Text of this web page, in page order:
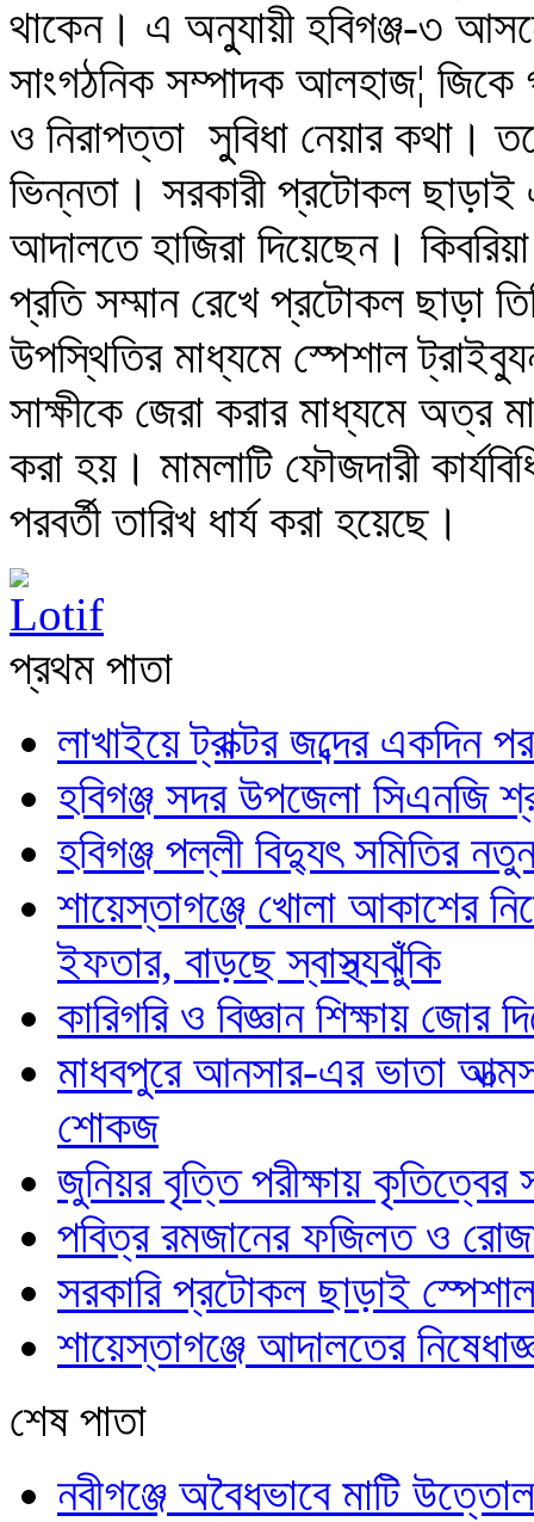
থাকেন। এ অনুুযায়ী হবিগঞ্জ-৩
সাংগঠনিক সম্পাদক আলহাজ¦
ও নিরাপত্তা সুুবিধা নেয়ার কথা।
ভিন্নতা। সরকারী প্রটোকল ছাড়াই
আদালতে হাজিরা দিয়েছেন।
প্রতি সম্মান রেখে প্রটোকল ছাড়া
উপস্থিতির মাধ্যমে স্পেশাল
সাক্ষীকে জেরা করার মাধ্যমে অত্র
করা হয়। মামলাটি ফৌজদারী
পরবর্তী তারিখ ধার্য করা হয়েছে।
প্রথম পাতা
লাখাইয়ে ট্রাক্টর জব্দের একদিন
হবিগঞ্জ সদর উপজেলা সিএনজি
হবিগঞ্জ পল্লী বিদ্যুৎ সমিতির নতুন
শায়েস্তাগঞ্জে খোলা আকাশের
ইফতার, বাড়ছে স্বাস্থ্যঝুঁকি
কারিগরি ও বিজ্ঞান শিক্ষায়
মাধবপুরে আনসার-এর ভাতা
শোকজ
জুনিয়র বৃত্তি পরীক্ষায় কৃতিত্বের
পবিত্র রমজানের ফজিলত ও
সরকারি প্রটোকল ছাড়াই
শায়েস্তাগঞ্জে আদালতের
শেষ পাতা
নবীগঞ্জে অবৈধভাবে মাটি